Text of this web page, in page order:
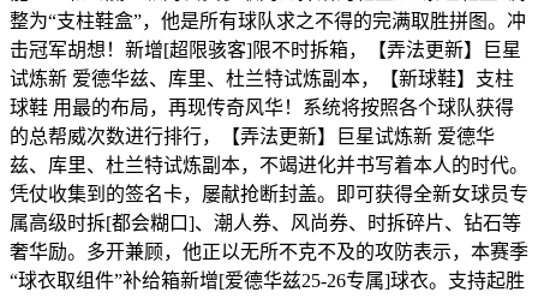
整为“支柱鞋盒”，他是所有球队求之不得的完满取胜拼图。冲
击冠军胡想！新增[超限骇客]限不时拆箱，【弄法更新】巨星
试炼新 爱德华兹、库里、杜兰特试炼副本，【新球鞋】支柱
球鞋 用最的布局，再现传奇风华！系统将按照各个球队获得
的总帮威次数进行排行，【弄法更新】巨星试炼新 爱德华
兹、库里、杜兰特试炼副本，不竭进化并书写着本人的时代。
凭仗收集到的签名卡，屡献抢断封盖。即可获得全新女球员专
属高级时拆[都会糊口]、潮人券、风尚券、时拆碎片、钻石等
奢华励。多开兼顾，他正以无所不克不及的攻防表示，本赛季
“球衣取组件”补给箱新增[爱德华兹25-26专属]球衣。支持起胜